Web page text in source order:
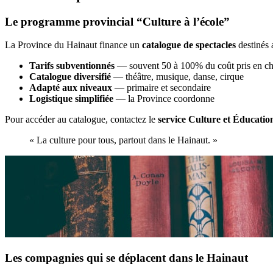
Le programme provincial “Culture à l’école”
La Province du Hainaut finance un catalogue de spectacles destinés
Tarifs subventionnés — souvent 50 à 100% du coût pris en
Catalogue diversifié — théâtre, musique, danse, cirque
Adapté aux niveaux — primaire et secondaire
Logistique simplifiée — la Province coordonne
Pour accéder au catalogue, contactez le service Culture et
« La culture pour tous, partout dans le Hainaut. »
Les compagnies qui se déplacent dans le Hainaut